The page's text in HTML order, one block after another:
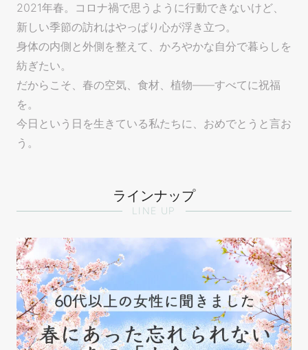
2021年春。コロナ禍で思うように行動できないけど、
新しい季節の訪れはやっぱり心が浮き立つ。
身体の内側と外側を整えて、かろやかな自分で暮らしを
紡ぎたい。
だからこそ、春の空気、食材、植物——すべてに祝福
を。
今日という日を生きている私たちに、おめでとうと言お
う。
ラインナップ
LINE UP